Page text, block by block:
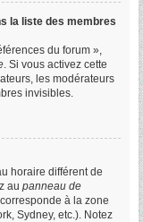
la liste des membres
du forum »,
. Si vous activez cette
les modérateurs
invisibles.
horaire différent de
au panneau de
à la zone
Sydney, etc.). Notez